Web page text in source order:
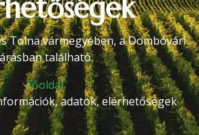
Tolna vármegyében, a Dombóvári
található.
Főoldal
adatok, elérhetőségek